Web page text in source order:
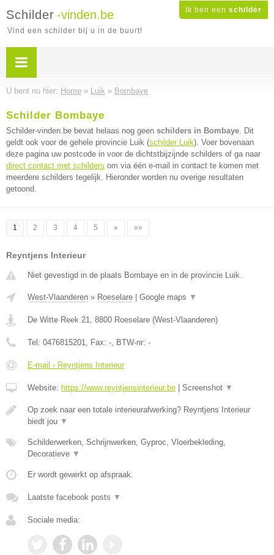
Ik ben een schilder
Schilder -vinden.be
Vind een schilder bij u in de buurt!
U bent nu hier: Home » Luik » Bombaye
Schilder Bombaye
Schilder-vinden.be bevat helaas nog geen schilders in Bombaye. Dit
geldt ook voor de gehele provincie Luik (schilder Luik). Voer bovenaan
deze pagina uw postcode in voor de dichtstbijzijnde schilders of ga naar
direct contact met schilders om via één e-mail in contact te komen met
meerdere schilders tegelijk. Hieronder worden nu overige resultaten
getoond.
1 2 3 4 5 » »»
Reyntjens Interieur
Niet gevestigd in de plaats Bombaye en in de provincie Luik.
West-Vlaanderen » Roeselare Google maps ▼
De Witte Reek 21, 8800 Roeselare (West-Vlaanderen)
Tel: 0476815201, Fax: -, BTW-nr: -
E-mail › Reyntjens Interieur
Website: https://www.reyntjensinterieur.be Screenshot ▼
Op zoek naar een totale interieurafwerking? Reyntjens Interieur
biedt jou ▼
Schilderwerken, Schrijnwerken, Gyproc, Vloerbekleding,
Decoratieve ▼
Er wordt gewerkt op afspraak.
Laatste facebook posts ▼
Sociale media: